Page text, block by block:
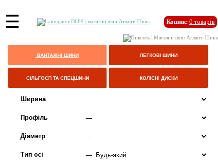
☰ Кошик: 0 товарів
ВАНТАЖНІ ШИНИ ЛЕГКОВІ ШИНИ
СІЛЬГОСП ТА СПЕЦШИНИ КОЛІСНІ ДИСКИ
Ширина
Профіль
Діаметр
Тип осі